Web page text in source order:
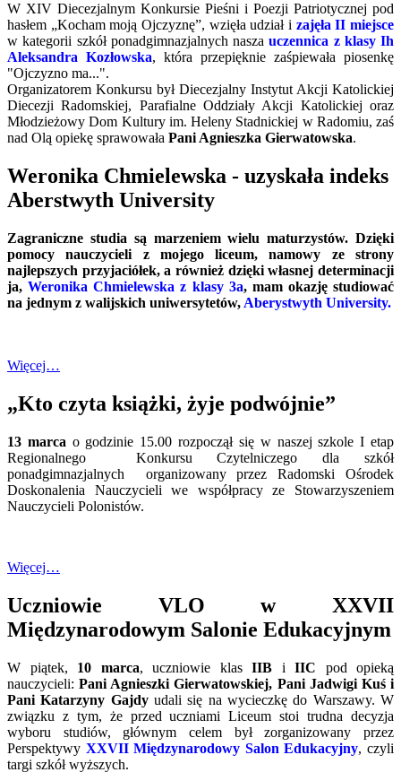
W XIV Diecezjalnym Konkursie Pieśni i Poezji Patriotycznej pod
hasłem „Kocham moją Ojczyznę”, wzięła udział i zajęła II miejsce
w kategorii szkół ponadgimnazjalnych naszauczennica z klasy Ih
Aleksandra Kozłowska, która przepięknie zaśpiewała piosenkę
"Ojczyzno ma...".
Organizatorem Konkursu był Diecezjalny Instytut Akcji Katolickiej
Diecezji Radomskiej, Parafialne Oddziały Akcji Katolickiej oraz
Młodzieżowy Dom Kultury im. Heleny Stadnickiej w Radomiu, zaś
nad Olą opiekę sprawowała Pani Agnieszka Gierwatowska.
Weronika Chmielewska - uzyskała indeks
Aberstwyth University
Zagraniczne studia są marzeniem wielu maturzystów. Dzięki
pomocy nauczycieli z mojego liceum, namowy ze strony
najlepszych przyjaciółek, a również dzięki własnej determinacji
ja,Weronika Chmielewska z klasy 3a, mam okazję studiować
na jednym z walijskich uniwersytetów, Aberystwyth University.
Więcej…
„Kto czyta książki, żyje podwójnie”
13 marca o godzinie 15.00 rozpoczął się w naszej szkole I etap
Regionalnego Konkursu Czytelniczego dla szkół
ponadgimnazjalnych organizowany przez Radomski Ośrodek
Doskonalenia Nauczycieli we współpracy ze Stowarzyszeniem
Nauczycieli Polonistów.
Więcej…
Uczniowie VLO w XXVII
Międzynarodowym Salonie Edukacyjnym
W piątek, 10 marca, uczniowie klas IIB i IIC pod opieką
nauczycieli:Pani Agnieszki Gierwatowskiej, Pani Jadwigi Kuś i
Pani Katarzyny Gajdyudali się na wycieczkę do Warszawy. W
związku z tym, że przed uczniami Liceum stoi trudna decyzja
wyboru studiów, głównym celem był zorganizowany przez
Perspektywy XXVII Międzynarodowy Salon Edukacyjny, czyli
targi szkół wyższych.